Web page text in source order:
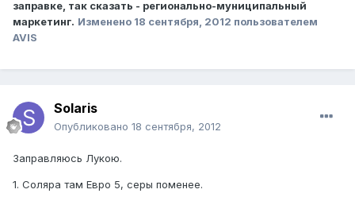
заправке, так сказать - регионально-муниципальный
маркетинг. Изменено 18 сентября, 2012 пользователем
AVIS
Solaris
Опубликовано 18 сентября, 2012
Заправляюсь Лукою.
1. Соляра там Евро 5, серы поменее.